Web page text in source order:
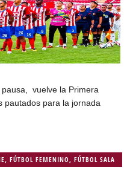
vuelve la Primera
pautados para la jornada
,FÚTBOL FEMENINO ,FÚTBOL SALA